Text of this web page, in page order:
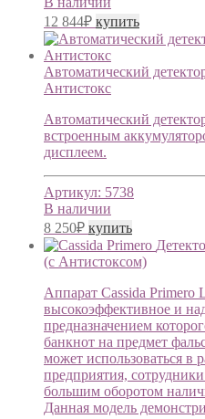
12 844₽ купить
Автоматический
Антистокс
Автоматический
встроенным
дисплеем.
Артикул: 5738
В наличии
8 250₽ купить
(с Антистоксом)
Аппарат Cassida Primero
высокоэффективное и
предназначением
банкнот на предмет
может использоваться в
предприятия,
большим оборотом
Данная модель